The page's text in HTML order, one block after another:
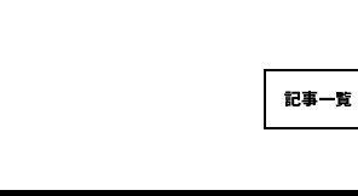
記事一覧